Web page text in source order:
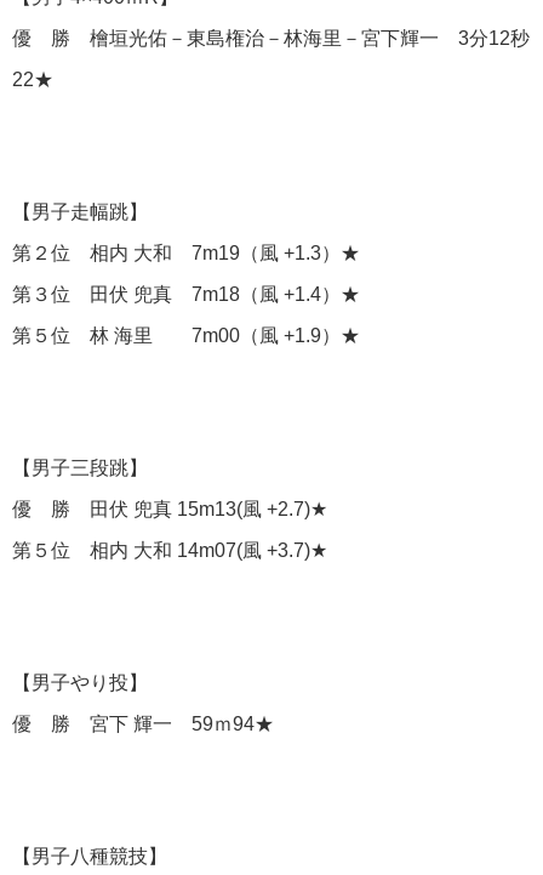
優 勝 檜垣光佑－東島権治－林海里－宮下輝一 3分12秒
22★
【男子走幅跳】
第２位 相内 大和 7m19（風 +1.3）★
第３位 田伏 兜真 7m18（風 +1.4）★
第５位 林 海里 7m00（風 +1.9）★
【男子三段跳】
優 勝 田伏 兜真 15m13(風 +2.7)★
第５位 相内 大和 14m07(風 +3.7)★
【男子やり投】
優 勝 宮下 輝一 59ｍ94★
【男子八種競技】